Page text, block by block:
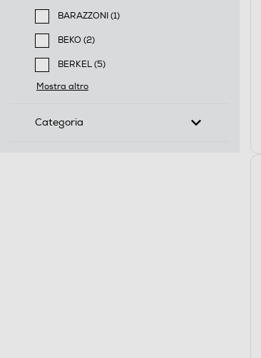
Filtra per Marca: ARIETE
BARAZZONI (1)
Filtra per Marca: BARAZZONI
BEKO (2)
Filtra per Marca: BEKO
BERKEL (5)
Filtra per Marca: BERKEL
Mostra altro
Categoria